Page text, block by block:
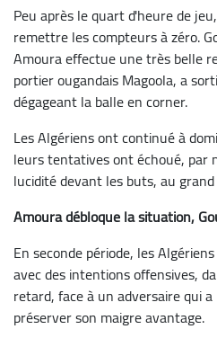
Peu après le quart d'heure de
remettre les compteurs à zéro.
Amoura effectue une très belle
portier ougandais Magoola, a
dégageant la balle en corner.
Les Algériens ont continué à
leurs tentatives ont échoué, par
lucidité devant les buts, au
Amoura débloque la situation,
En seconde période, les
avec des intentions offensives,
retard, face à un adversaire qui
préserver son maigre avantage.